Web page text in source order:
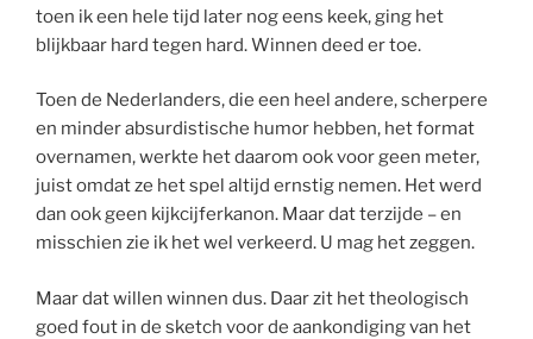
toen ik een hele tijd later nog eens keek, ging het
blijkbaar hard tegen hard. Winnen deed er toe.
Toen de Nederlanders, die een heel andere, scherpere
en minder absurdistische humor hebben, het format
overnamen, werkte het daarom ook voor geen meter,
juist omdat ze het spel altijd ernstig nemen. Het werd
dan ook geen kijkcijferkanon. Maar dat terzijde – en
misschien zie ik het wel verkeerd. U mag het zeggen.
Maar dat willen winnen dus. Daar zit het theologisch
goed fout in de sketch voor de aankondiging van het